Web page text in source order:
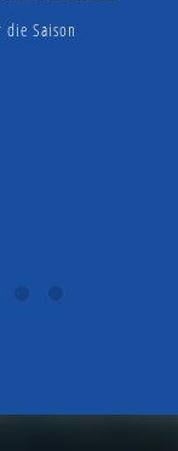
die Saison